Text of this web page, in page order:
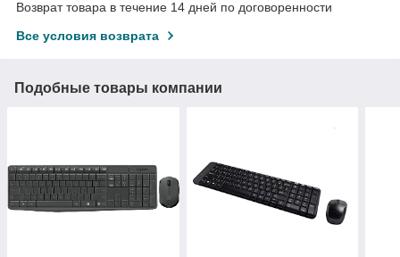
Возврат товара в течение 14 дней по договоренности
Все условия возврата
Подобные товары компании